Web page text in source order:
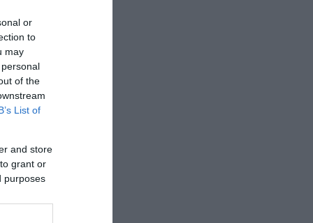
or
to
may
of the
List of
and store
grant or
purposes